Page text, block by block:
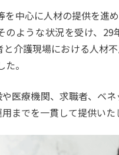
中心に人材の提供を進
のような状況を受け、
介護現場における人材
。
医療機関、求職者、ベ
までを一貫して提供いた